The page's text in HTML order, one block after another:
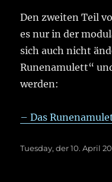
Den zweiten Teil
es nur in der
sich auch nicht
Runenamulett“
werden:
– Das
Veröffentlicht
Tuesday, der 10. April